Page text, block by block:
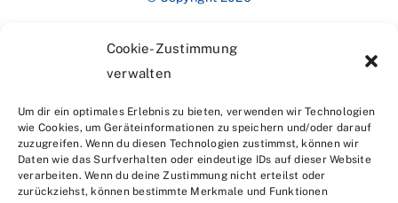
Cookie-Zustimmung
verwalten
Um dir ein optimales Erlebnis zu bieten, verwenden wir Technologien
wie Cookies, um Geräteinformationen zu speichern und/oder darauf
zuzugreifen. Wenn du diesen Technologien zustimmst, können wir
Daten wie das Surfverhalten oder eindeutige IDs auf dieser Website
verarbeiten. Wenn du deine Zustimmung nicht erteilst oder
zurückziehst, können bestimmte Merkmale und Funktionen
Impressum